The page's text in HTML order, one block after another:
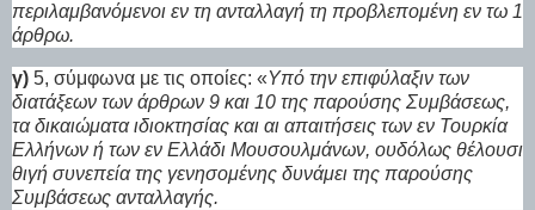
περιλαμβανόμενοι εν τη ανταλλαγή τη προβλεπομένη εν τω 1
άρθρω.
γ) 5, σύμφωνα με τις οποίες: «Υπό την επιφύλαξιν των
διατάξεων των άρθρων 9 και 10 της παρούσης Συμβάσεως,
τα δικαιώματα ιδιοκτησίας και αι απαιτήσεις των εν Τουρκία
Ελλήνων ή των εν Ελλάδι Μουσουλμάνων, ουδόλως θέλουσι
θιγή συνεπεία της γενησομένης δυνάμει της παρούσης
Συμβάσεως ανταλλαγής.